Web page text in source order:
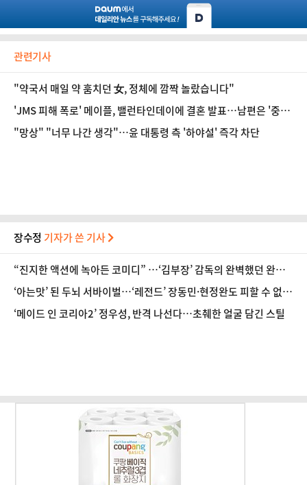
관련기사
"약국서 매일 약 훔치던 女, 정체에 깜짝 놀랐습니다"
'JMS 피해 폭로' 메이플, 밸런타인데이에 결혼 발표…남편은 '중화
권 스타'
"망상" "너무 나간 생각"…윤 대통령 측 '하야설' 즉각 차단
장수정 기자가 쓴 기사
“진지한 액션에 녹아든 코미디” …‘김부장’ 감독의 완벽했던 완급
조절 [인터뷰]
‘아는맛’ 된 두뇌 서바이벌…‘레전드’ 장동민·현정완도 피할 수 없
는 과제 [방송 뷰]
‘메이드 인 코리아2’ 정우성, 반격 나선다…초췌한 얼굴 담긴 스틸